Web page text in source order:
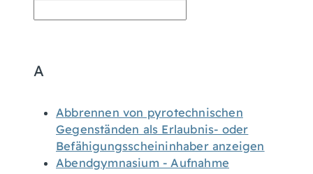
A
Abbrennen von pyrotechnischen
Gegenständen als Erlaubnis- oder
Befähigungsscheininhaber anzeigen
Abendgymnasium - Aufnahme